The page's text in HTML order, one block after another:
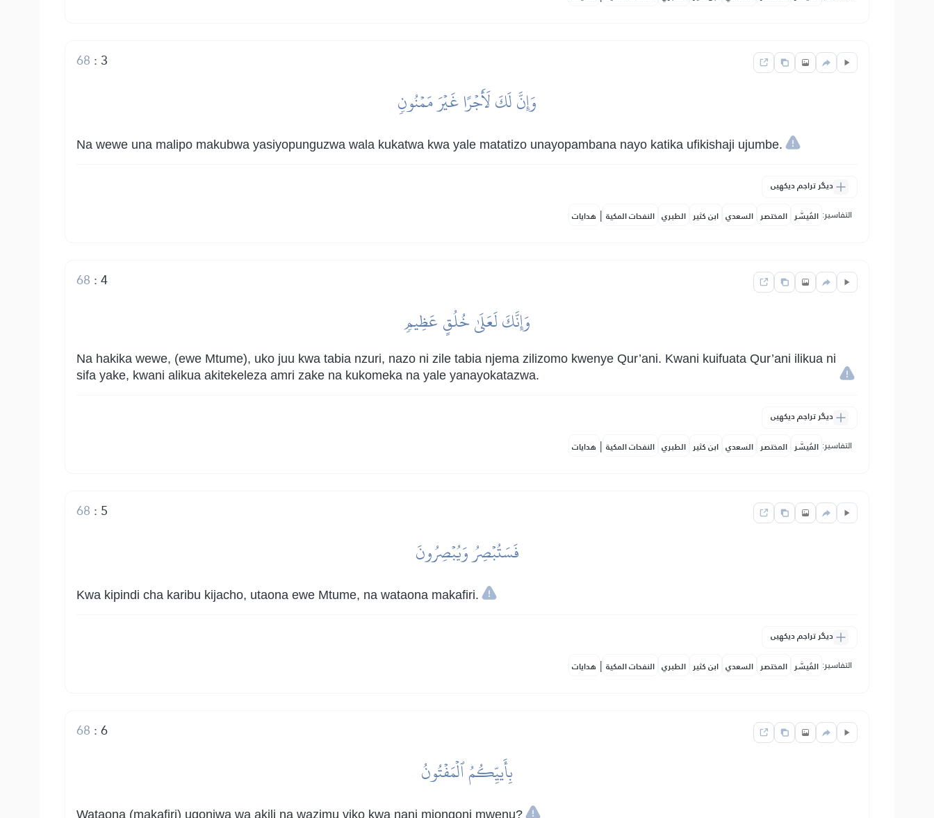
3
:
68
وَإِنَّ لَكَ لَأَجۡرًا غَيۡرَ مَمۡنُونٖ
Na wewe una malipo makubwa yasiyopunguzwa wala kukatwa kwa yale matatizo unayopambana nayo katika ufikishaji ujumbe.
دیگر تراجم دیکھیں
التفاسير: المُيسَّر المختصر السعدي ابن كثير الطبري النفحات المكية | هدايات
4
:
68
وَإِنَّكَ لَعَلَىٰ خُلُقٍ عَظِيمٖ
Na hakika wewe, (ewe Mtume), uko juu kwa tabia nzuri, nazo ni zile tabia njema zilizomo kwenye Qur’ani. Kwani kuifuata Qur’ani ilikua ni
sifa yake, kwani alikua akitekeleza amri zake na kukomeka na yale yanayokatazwa.
دیگر تراجم دیکھیں
التفاسير: المُيسَّر المختصر السعدي ابن كثير الطبري النفحات المكية | هدايات
5
:
68
فَسَتُبۡصِرُ وَيُبۡصِرُونَ
Kwa kipindi cha karibu kijacho, utaona ewe Mtume, na wataona makafiri.
دیگر تراجم دیکھیں
التفاسير: المُيسَّر المختصر السعدي ابن كثير الطبري النفحات المكية | هدايات
6
:
68
بِأَييِّكُمُ ٱلۡمَفۡتُونُ
Wataona (makafiri) ugonjwa wa akili na wazimu viko kwa nani miongoni mwenu?